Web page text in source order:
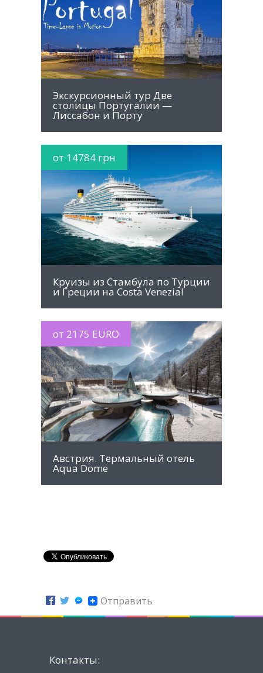
MORE INFO
Экскурсионный тур Две
столицы Португалии —
Лиссабон и Порту
от 14784 грн
MORE INFO
Круизы из Стамбула по Турции
и Греции на Costa Venezia!
от 2175 EURO
MORE INFO
Австрия. Термальный отель
Aqua Dome
Отправить
Контакты: